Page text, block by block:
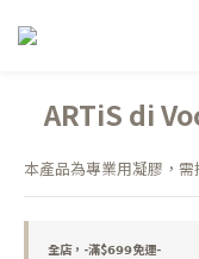
ARTiS di
本產品為專業用凝膠，需
全店，-滿$𝟲𝟵𝟵免運-